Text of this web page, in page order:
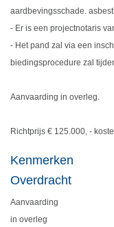
aardbevingsschade.
- Er is een projectnotaris
- Het pand zal via een
biedingsprocedure zal
Aanvaarding in overleg.
Richtprijs € 125.000, -
Kenmerken
Overdracht
Aanvaarding
in overleg